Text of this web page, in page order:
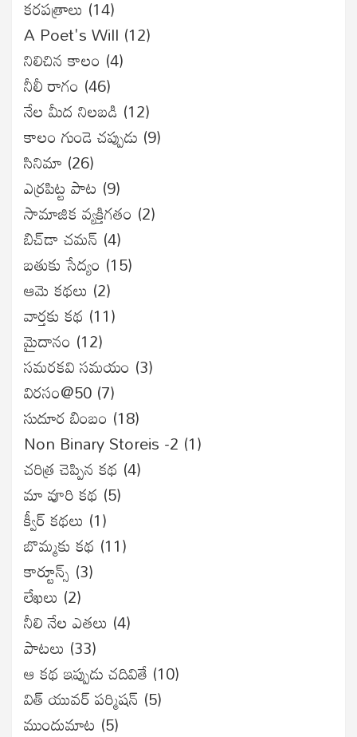
కరపత్రాలు (14)
A Poet's Will (12)
నిలిచిన కాలం (4)
నీలీ రాగం (46)
నేల మీద నిలబడి (12)
కాలం గుండె చప్పుడు (9)
సినిమా (26)
ఎర్రపిట్ట పాట (9)
సామాజిక వ్యక్తిగతం (2)
బిచ్‌డా చమన్ (4)
బతుకు సేద్యం (15)
ఆమె కథలు (2)
వార్తకు కథ (11)
మైదానం (12)
సమరకవి సమయం (3)
విరసం@50 (7)
సుదూర బింబం (18)
Non Binary Storeis -2 (1)
చరిత్ర చెప్పిన కథ (4)
మా వూరి కథ (5)
క్వీర్ కథలు (1)
బొమ్మకు కథ (11)
కార్టూన్స్ (3)
లేఖలు (2)
నీలి నేల ఎతలు (4)
పాటలు (33)
ఆ కథ ఇప్పుడు చదివితే (10)
విత్ యువర్ పర్మిషన్ (5)
ముందుమాట (5)